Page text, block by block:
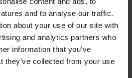
and to analyse our traffic.
about your use of our site with
and analytics partners who
information that you’ve
they’ve collected from your use
DYBERG LARSEN
Stockholm 30cm portabel
758 kr
Rek. 1 149 kr